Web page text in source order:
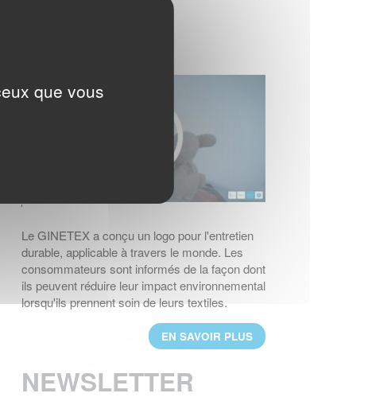
er
2022, l'apposition d'une
signalétique TRIMAN et d'une info-tri sur les
produits tels que les textiles d'habillement, le
linge de maison et les chaussures.
EN SAVOIR PLUS
UN NOUVEAU PRESIDENT POUR LE
M. Thomas Lange, de l’association
GermanFashion, a été nommé président de
GINETEX pour 2 ans à compter du
1er janvier 2023.
EN SAVOIR PLUS
RESULTATS DU 3ème BAROMETRE
Les considérations environnementales sont
au cœur des nouvelles habitudes d’entretien
Le GINETEX a conçu un logo pour l'entretien
durable, applicable à travers le monde. Les
consommateurs sont informés de la façon dont
ils peuvent réduire leur impact environnemental
lorsqu'ils prennent soin de leurs textiles.
EN SAVOIR PLUS
NEWSLETTER
que vous